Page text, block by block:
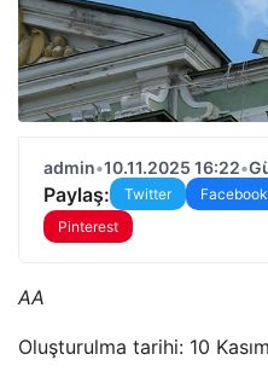
admin•10.11.2025 16:22•
Paylaş: Twitter Facebook
Pinterest
AA
Oluşturulma tarihi: 10